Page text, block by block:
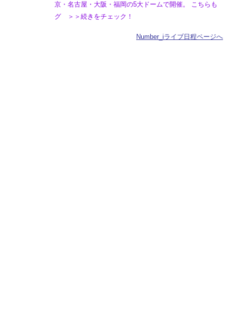
京・名古屋・大阪・福岡の5大ドームで開催。 こちらも
グ ＞＞続きをチェック！
Number_iライブ日程ページへ